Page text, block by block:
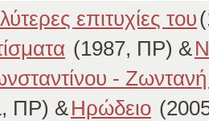
επιτυχίες του
(1987, ΠΡ) &
-
ΠΡ) &Ηρώδειο